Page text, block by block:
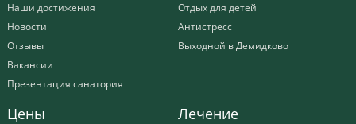
Наши достижения
Новости
Отзывы
Вакансии
Презентация санатория
Отдых для детей
Антистресс
Выходной в Демидково
Цены Лечение